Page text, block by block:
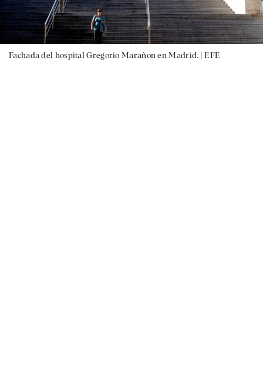
Fachada del hospital Gregorio Marañon en Madrid. |EFE